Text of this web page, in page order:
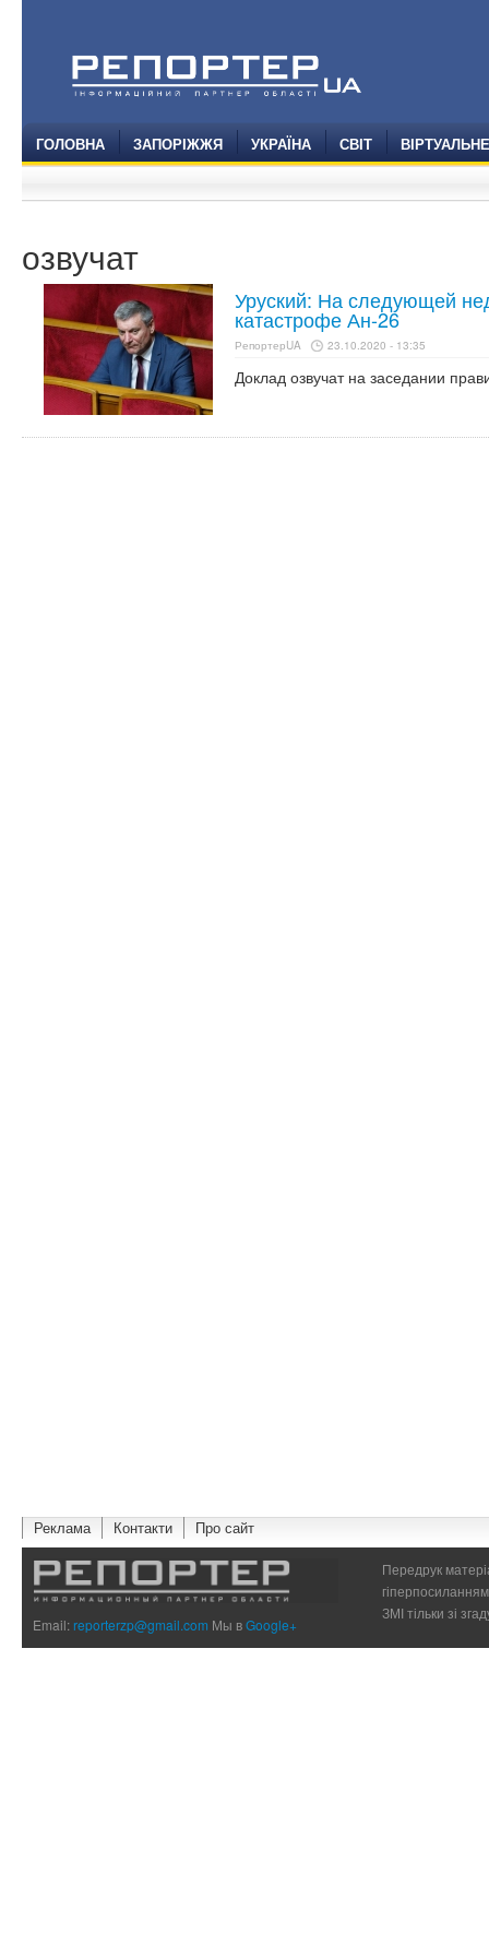
ГОЛОВНА ЗАПОРІЖЖЯ УКРАЇНА СВІТ
озвучат
Уруский: На следующей
катастрофе Ан-26
РепортерUA 23.10.2020 - 13:35
Доклад озвучат на заседании
Реклама Контакти Про сайт
Email:reporterzp@gmail.com Мы вGoogle+
Передрук
ЗМІ тільки зі